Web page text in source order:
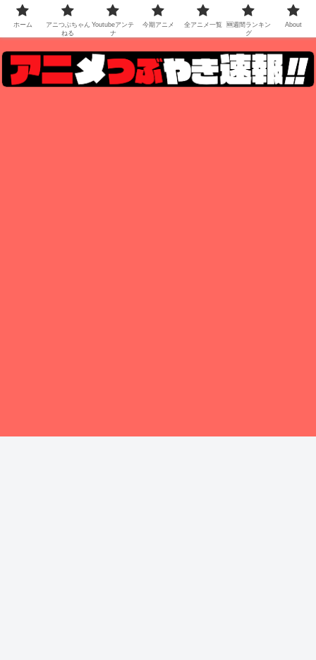
ホーム
アニつぶちゃん
ねる
Youtubeアンテ
ナ
今期アニメ 全アニメ一覧
🆕週間ランキン
グ
About